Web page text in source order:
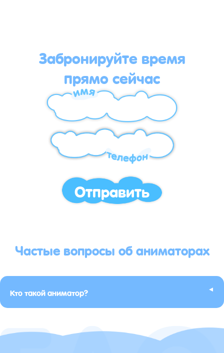
Забронируйте время
прямо сейчас
Отправить
Частые вопросы об аниматорах
Кто такой аниматор? ▸